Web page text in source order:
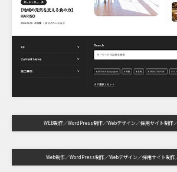
WEB制作 WordPress制作 Webデザイン 採用サイト制作
Web制作 WordPress制作 Webデザイン 採用サイト制作